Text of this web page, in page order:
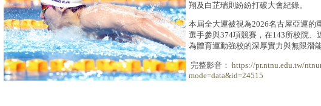
翔及白芷瑞則紛紛打破大會紀錄。
本屆全大運被視為2026名古屋亞運的
選手參與374項競賽，在143所校院、
為體育運動強校的深厚實力與無限潛能
完整影音： https://pr.ntnu.edu.tw/
mode=data&id=24515